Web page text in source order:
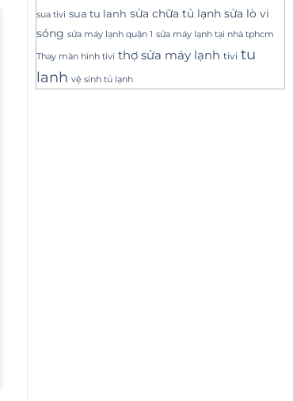
sua tivi sua tu lanh sửa chữa tủ lạnh sửa lò vi
sóng sửa máy lạnh quận 1 sửa máy lạnh tại nhà tphcm
Thay màn hình tivi thợ sửa máy lạnh tivi tu
lanh vệ sinh tủ lạnh